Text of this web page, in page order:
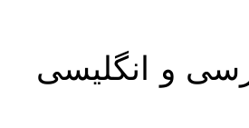
و انگلیسی